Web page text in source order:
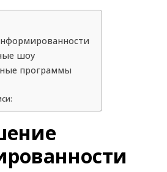
шоу
программы